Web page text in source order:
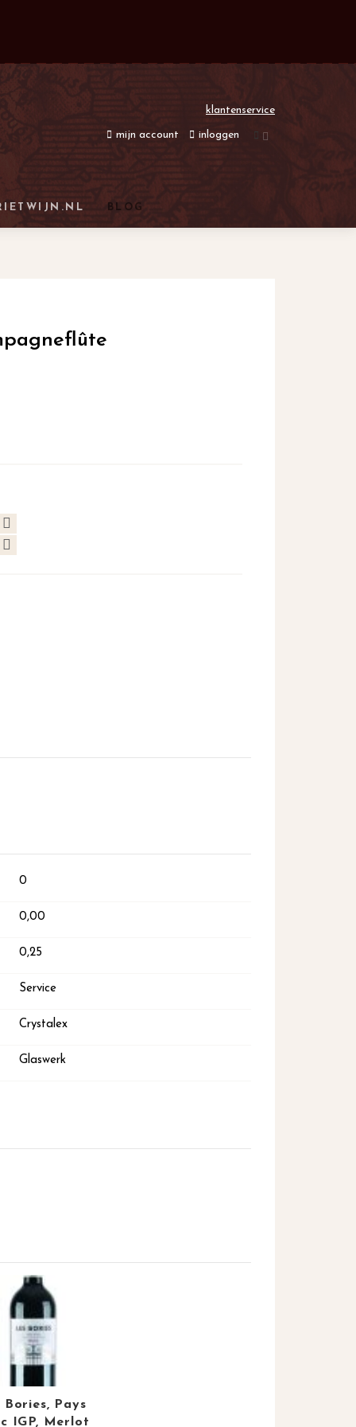
klantenservice
mijn account inloggen
BLOG
0
0,00
0,25
Service
Crystalex
Glaswerk
Bories, Pays
IGP, Merlot